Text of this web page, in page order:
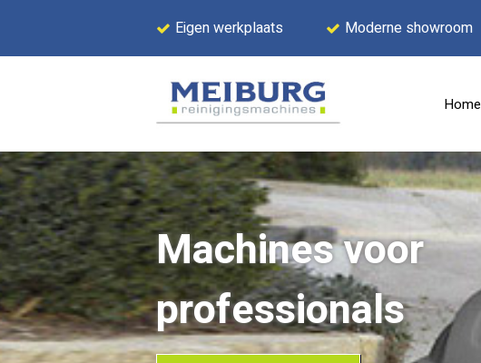
Eigen werkplaats Moderne showroom
Home
Machines voor
professionals